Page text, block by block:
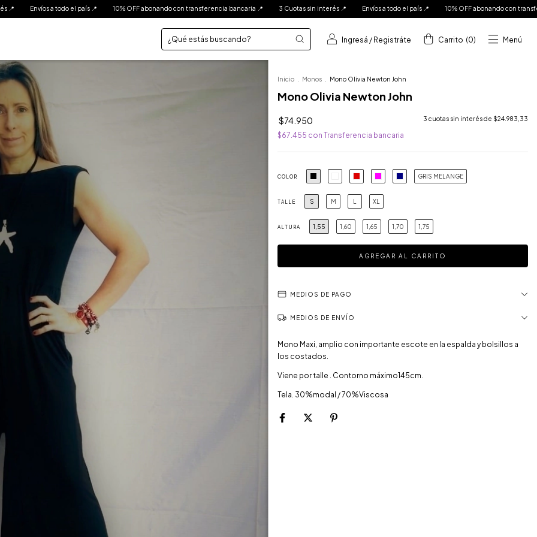
OFF abonando con transferencia bancaria 📍 3 Cuotas sin interés 📍 Envíos a todo el país 📍 10% OFF abonando con transferencia bancaria 📍 3 Cuotas sin
Menú
Ingresá / Registráte Carrito (0)
Inicio Monos Mono Olivia Newton John
Mono Olivia Newton John
$74.950 3 cuotas sin interés de $24.983,33
$67.455 con Transferencia bancaria
COLOR GRIS MELANGE
TALLE S M L XL
ALTURA 1,55 1,60 1,65 1,70 1,75
MEDIOS DE PAGO
MEDIOS DE ENVÍO
Mono Maxi, amplio con importante escote en la espalda y bolsillos a
los costados.
Viene por talle . Contorno máximo145cm.
Tela. 30%modal / 70%Viscosa